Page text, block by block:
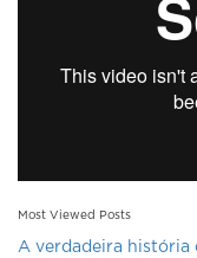
Most Viewed Posts
A verdadeira história